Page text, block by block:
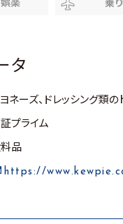
娯楽 乗
タ
ネーズ、ドレッシング類
プライム
品
https://